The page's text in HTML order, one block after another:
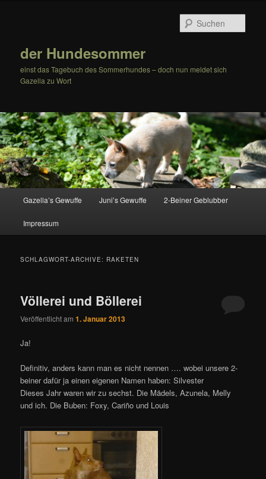
der Hundesommer
einst das Tagebuch des Sommerhundes – doch nun meldet sich
Gazella zu Wort
Gazella’s Gewuffe Juni’s Gewuffe 2-Beiner Geblubber
Impressum
SCHLAGWORT-ARCHIVE: RAKETEN
Völlerei und Böllerei
Veröffentlicht am1. Januar 2013
Ja!
Definitiv, anders kann man es nicht nennen …. wobei unsere 2-
beiner dafür ja einen eigenen Namen haben: Silvester
Dieses Jahr waren wir zu sechst. Die Mädels, Azunela, Melly
und ich. Die Buben: Foxy, Cariño und Louis